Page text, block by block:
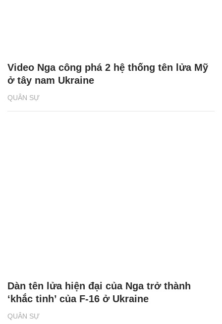
QUÂN SỰ
Video Nga công phá 2 hệ thống tên lửa Mỹ
ở tây nam Ukraine
QUÂN SỰ
Dàn tên lửa hiện đại của Nga trở thành
‘khắc tinh’ của F-16 ở Ukraine